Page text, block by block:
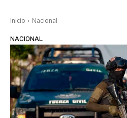
Inicio Nacional
NACIONAL